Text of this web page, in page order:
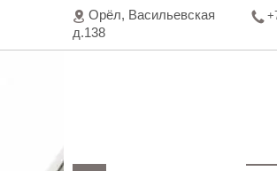
Орёл, Васильeвская
д.138